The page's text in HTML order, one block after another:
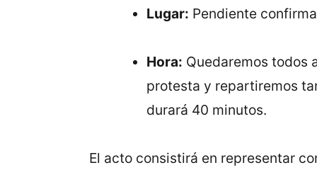
Lugar: Pendiente
Hora: Quedaremos todos
protesta y repartiremos
durará 40 minutos.
El acto consistirá en representar